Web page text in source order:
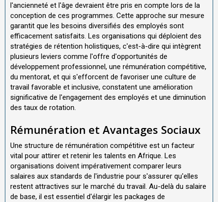
l'ancienneté et l'âge devraient être pris en compte lors de la
conception de ces programmes. Cette approche sur mesure
garantit que les besoins diversifiés des employés sont
efficacement satisfaits. Les organisations qui déploient des
stratégies de rétention holistiques, c'est-à-dire qui intègrent
plusieurs leviers comme l'offre d'opportunités de
développement professionnel, une rémunération compétitive,
du mentorat, et qui s'efforcent de favoriser une culture de
travail favorable et inclusive, constatent une amélioration
significative de l'engagement des employés et une diminution
des taux de rotation.
Rémunération et Avantages Sociaux
Une structure de rémunération compétitive est un facteur
vital pour attirer et retenir les talents en Afrique. Les
organisations doivent impérativement comparer leurs
salaires aux standards de l'industrie pour s'assurer qu'elles
restent attractives sur le marché du travail. Au-delà du salaire
de base, il est essentiel d'élargir les packages de